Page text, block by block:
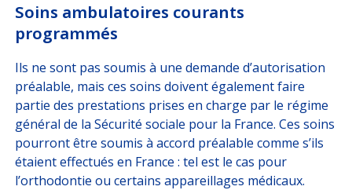
Soins ambulatoires courants
programmés
Ils ne sont pas soumis à une demande d’autorisation
préalable, mais ces soins doivent également faire
partie des prestations prises en charge par le régime
général de la Sécurité sociale pour la France. Ces soins
pourront être soumis à accord préalable comme s’ils
étaient effectués en France : tel est le cas pour
l’orthodontie ou certains appareillages médicaux.